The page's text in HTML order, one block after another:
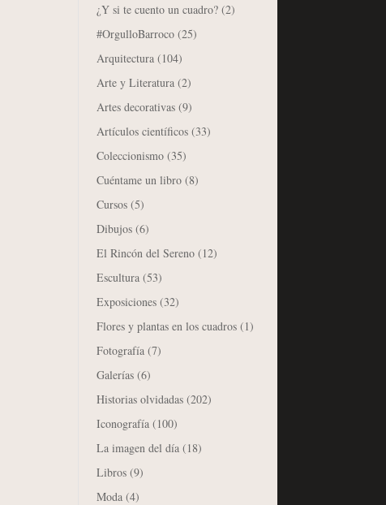
¿Y si te cuento un cuadro? (2)
#OrgulloBarroco (25)
Arquitectura (104)
Arte y Literatura (2)
Artes decorativas (9)
Artículos científicos (33)
Coleccionismo (35)
Cuéntame un libro (8)
Cursos (5)
Dibujos (6)
El Rincón del Sereno (12)
Escultura (53)
Exposiciones (32)
Flores y plantas en los cuadros (1)
Fotografía (7)
Galerías (6)
Historias olvidadas (202)
Iconografía (100)
La imagen del día (18)
Libros (9)
Moda (4)